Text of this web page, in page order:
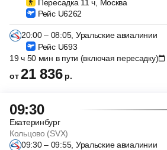
Пересадка 11 ч, Москва
Рейс U6262
20:00 – 08:05, Уральские авиалинии
Рейс U693
19 ч 50 мин в пути (включая пересадку)
от21 836 р.
09:30
Екатеринбург
Кольцово (SVX)
09:30 – 09:55, Уральские авиалинии